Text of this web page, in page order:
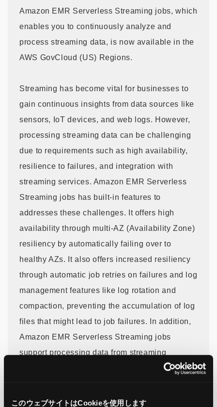
このウェブサイトはCookieを使用します
Amazon EMR Serverless Streaming jobs, which
enables you to continuously analyze and
process streaming data, is now available in the
AWS GovCloud (US) Regions.
Streaming has become vital for businesses to
gain continuous insights from data sources like
sensors, IoT devices, and web logs. However,
processing streaming data can be challenging
due to requirements such as high availability,
resilience to failures, and integration with
streaming services. Amazon EMR Serverless
Streaming jobs has built-in features to
addresses these challenges. It offers high
availability through multi-AZ (Availability Zone)
resiliency by automatically failing over to
healthy AZs. It also offers increased resiliency
through automatic job retries on failures and log
management features like log rotation and
compaction, preventing the accumulation of log
files that might lead to job failures. In addition,
Amazon EMR Serverless Streaming jobs
support processing data from streaming
services like self-managed Apache Kafka
Apache Kafka, and now is integrated with